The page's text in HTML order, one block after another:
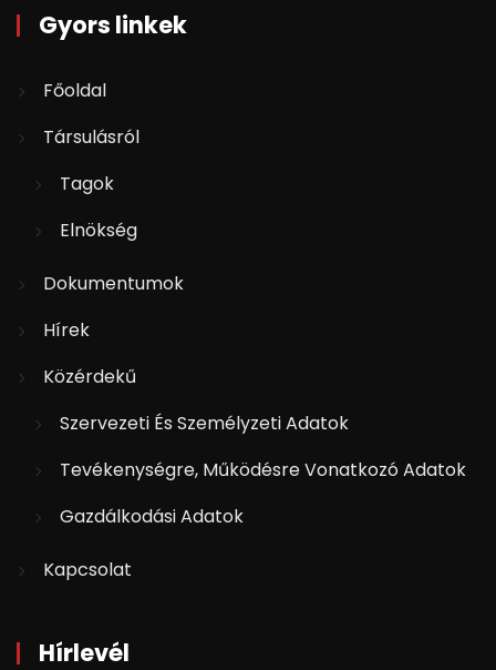
Gyors linkek
Főoldal
Társulásról
Tagok
Elnökség
Dokumentumok
Hírek
Közérdekű
Szervezeti És Személyzeti Adatok
Tevékenységre, Működésre Vonatkozó Adatok
Gazdálkodási Adatok
Kapcsolat
Hírlevél